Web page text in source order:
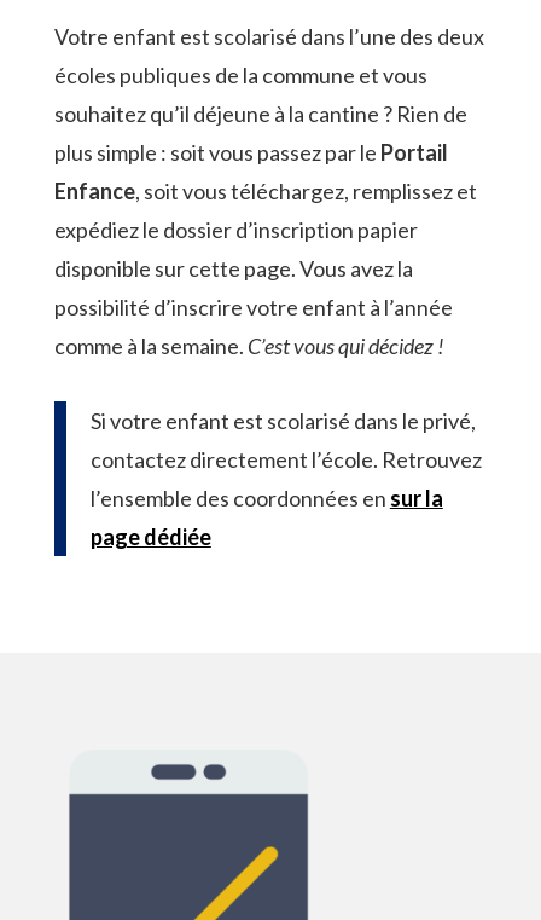
Votre enfant est scolarisé dans l’une des deux
écoles publiques de la commune et vous
souhaitez qu’il déjeune à la cantine ? Rien de
plus simple : soit vous passez par le Portail
Enfance, soit vous téléchargez, remplissez et
expédiez le dossier d’inscription papier
disponible sur cette page. Vous avez la
possibilité d’inscrire votre enfant à l’année
comme à la semaine. C’est vous qui décidez !
Si votre enfant est scolarisé dans le privé,
contactez directement l’école. Retrouvez
l’ensemble des coordonnées en sur la
page dédiée